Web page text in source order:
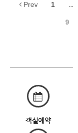
Prev 1 ...
9
객실예약